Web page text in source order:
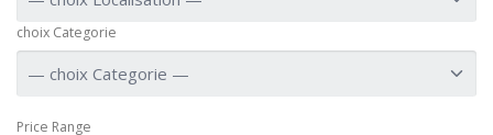
choix Categorie
Price Range